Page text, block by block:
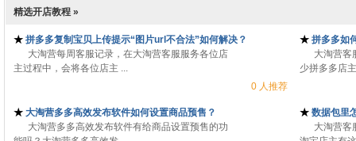
精选开店教程 »
★ 拼多多复制宝贝上传提示“图片url不合法”如何解决？
大淘营每周客服记录，在大淘营客服服务各位店
主过程中，会将各位店主 ...
0 人推荐
★ 拼多多如
大淘营客
少拼多多店
★ 大淘营多多高效发布软件如何设置商品预售？
大淘营多多高效发布软件有给商品设置预售的功
★ 数据包里
大淘营客